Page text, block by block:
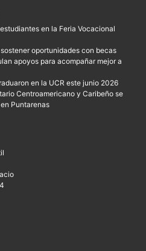
en la Feria Vocacional
oportunidades con becas
apoyos para acompañar mejor a
en la UCR este junio 2026
Centroamericano y Caribeño se
Puntarenas